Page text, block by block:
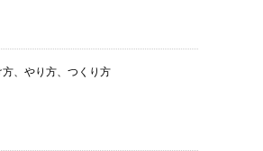
方、やり方、つくり方